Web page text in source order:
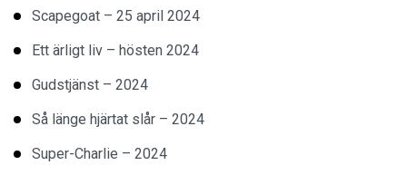
Scapegoat – 25 april 2024
Ett ärligt liv – hösten 2024
Gudstjänst – 2024
Så länge hjärtat slår – 2024
Super-Charlie – 2024